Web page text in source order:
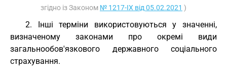
згідно із Законом № 1217-IX від 05.02.2021 )
2. Інші терміни використовуються у значенні,
визначеному законами про окремі види
загальнообов'язкового державного соціального
страхування.